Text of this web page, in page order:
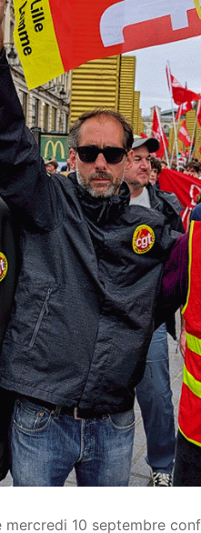
10 septembre